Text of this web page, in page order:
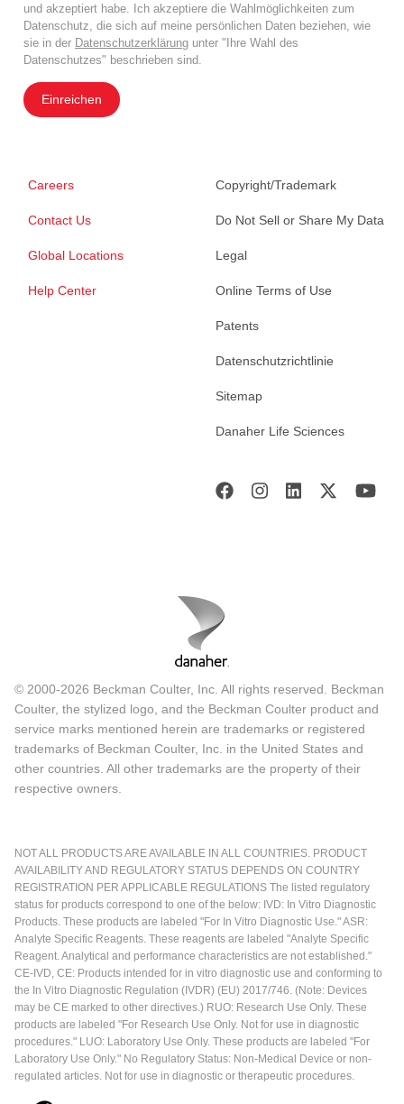
und akzeptiert habe. Ich akzeptiere die Wahlmöglichkeiten zum
Datenschutz, die sich auf meine persönlichen Daten beziehen, wie
sie in der Datenschutzerklärung unter "Ihre Wahl des
Datenschutzes" beschrieben sind.
Einreichen
Careers
Contact Us
Global Locations
Help Center
Copyright/Trademark
Do Not Sell or Share My Data
Legal
Online Terms of Use
Patents
Datenschutzrichtlinie
Sitemap
Danaher Life Sciences
© 2000-2026 Beckman Coulter, Inc. All rights reserved. Beckman
Coulter, the stylized logo, and the Beckman Coulter product and
service marks mentioned herein are trademarks or registered
trademarks of Beckman Coulter, Inc. in the United States and
other countries. All other trademarks are the property of their
respective owners.
NOT ALL PRODUCTS ARE AVAILABLE IN ALL COUNTRIES. PRODUCT
AVAILABILITY AND REGULATORY STATUS DEPENDS ON COUNTRY
REGISTRATION PER APPLICABLE REGULATIONS The listed regulatory
status for products correspond to one of the below: IVD: In Vitro Diagnostic
Products. These products are labeled "For In Vitro Diagnostic Use." ASR:
Analyte Specific Reagents. These reagents are labeled "Analyte Specific
Reagent. Analytical and performance characteristics are not established."
CE-IVD, CE: Products intended for in vitro diagnostic use and conforming to
the In Vitro Diagnostic Regulation (IVDR) (EU) 2017/746. (Note: Devices
may be CE marked to other directives.) RUO: Research Use Only. These
products are labeled "For Research Use Only. Not for use in diagnostic
procedures." LUO: Laboratory Use Only. These products are labeled "For
Laboratory Use Only." No Regulatory Status: Non-Medical Device or non-
regulated articles. Not for use in diagnostic or therapeutic procedures.